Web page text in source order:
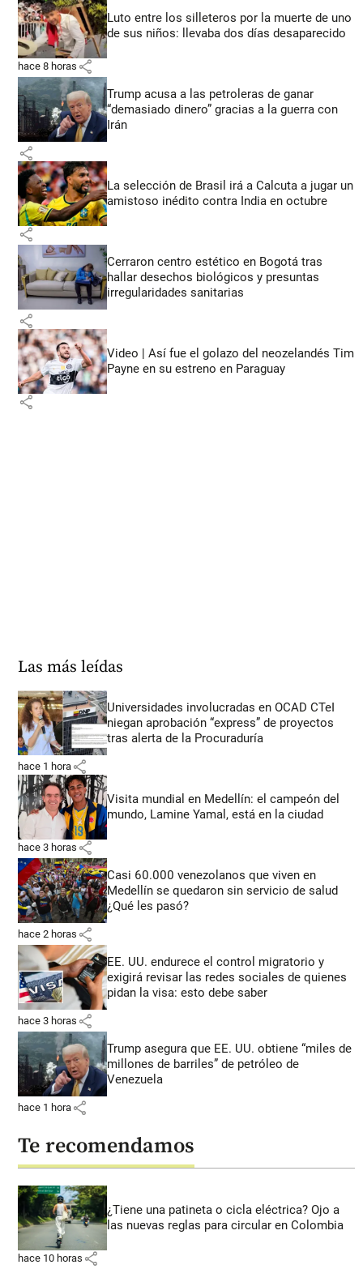
Luto entre los silleteros por la muerte de uno
de sus niños: llevaba dos días desaparecido
hace 8 horas share
Trump acusa a las petroleras de ganar
“demasiado dinero” gracias a la guerra con
Irán
share
La selección de Brasil irá a Calcuta a jugar un
amistoso inédito contra India en octubre
share
Cerraron centro estético en Bogotá tras
hallar desechos biológicos y presuntas
irregularidades sanitarias
share
Video | Así fue el golazo del neozelandés Tim
Payne en su estreno en Paraguay
share
Las más leídas
Universidades involucradas en OCAD CTeI
niegan aprobación “express” de proyectos
tras alerta de la Procuraduría
hace 1 hora share
Visita mundial en Medellín: el campeón del
mundo, Lamine Yamal, está en la ciudad
hace 3 horas share
Casi 60.000 venezolanos que viven en
Medellín se quedaron sin servicio de salud
¿Qué les pasó?
hace 2 horas share
EE. UU. endurece el control migratorio y
exigirá revisar las redes sociales de quienes
pidan la visa: esto debe saber
hace 3 horas share
Trump asegura que EE. UU. obtiene “miles de
millones de barriles” de petróleo de
Venezuela
hace 1 hora share
Te recomendamos
¿Tiene una patineta o cicla eléctrica? Ojo a
las nuevas reglas para circular en Colombia
hace 10 horas share